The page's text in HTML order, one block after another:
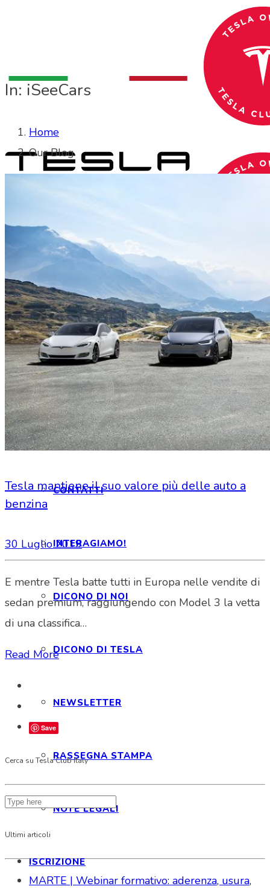
HOME
CHI SIAMO
CHI SIAMO
CONTATTI
INTERAGIAMO!
DICONO DI NOI
DICONO DI TESLA
NEWSLETTER
RASSEGNA STAMPA
NOTE LEGALI
ISCRIZIONE
In: iSeeCars
Home
Our Blog
Tesla mantiene il suo valore più delle auto a
benzina
30 Luglio 2019
E mentre Tesla batte tutti in Europa nelle vendite di
sedan premium, raggiungendo con Model 3 la vetta
di una classifica…
Read More
Save
Cerca su Tesla Club Italy
Ultimi articoli
MARTE | Webinar formativo: aderenza, usura,